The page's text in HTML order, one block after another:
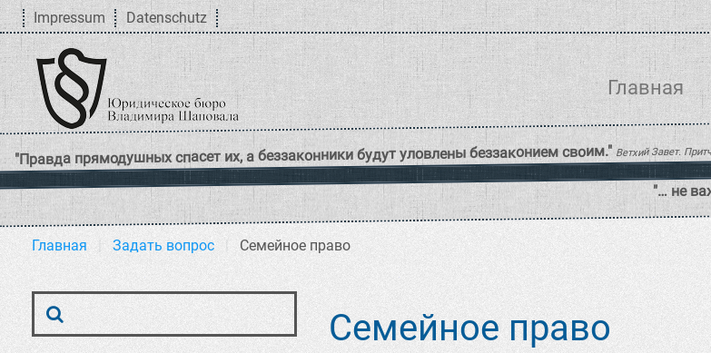
Impressum Datenschutz
Главная
Главная Задать вопрос Семейное право
Семейное право